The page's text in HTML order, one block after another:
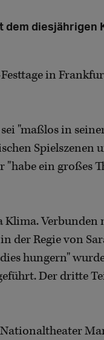
dem diesjährigen
in
"maßlos in
Spielszenen
"habe ein großes
Klima. Verbunden
der Regie von
hungern"
Der dritte
Nationaltheater